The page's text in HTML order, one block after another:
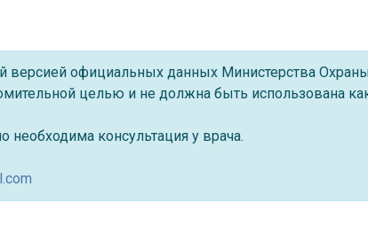
версией официальных данных Министерства
целью и не должна быть использована
необходима консультация у врача.